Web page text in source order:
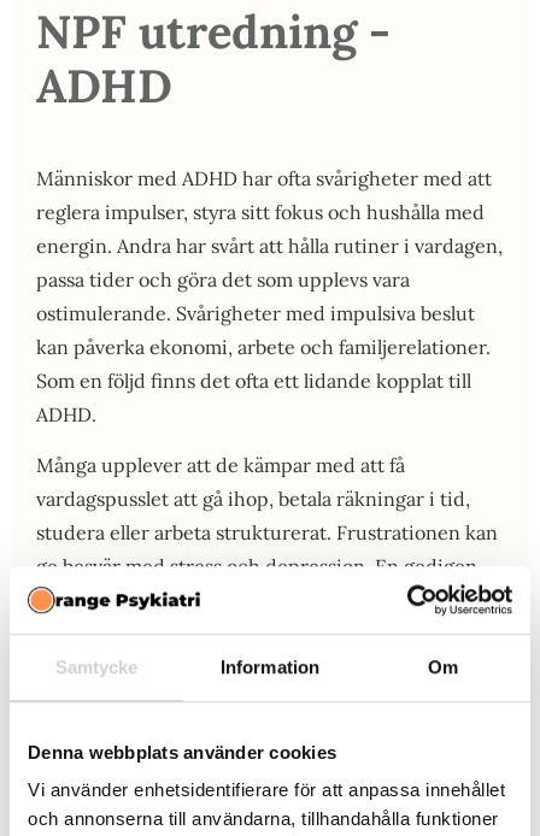
Samtycke Information Om
Denna webbplats använder cookies
Vi använder enhetsidentifierare för att anpassa innehållet
och annonserna till användarna, tillhandahålla funktioner
NPF utredning -
ADHD
Människor med ADHD har ofta svårigheter med att
reglera impulser, styra sitt fokus och hushålla med
energin. Andra har svårt att hålla rutiner i vardagen,
passa tider och göra det som upplevs vara
ostimulerande. Svårigheter med impulsiva beslut
kan påverka ekonomi, arbete och familjerelationer.
Som en följd finns det ofta ett lidande kopplat till
ADHD.
Många upplever att de kämpar med att få
vardagspusslet att gå ihop, betala räkningar i tid,
studera eller arbeta strukturerat. Frustrationen kan
ge besvär med stress och depression. En gedigen
neuropsykiatrisk utredning i Varberg hjälper dig att
förstå ditt fungerande bättre, få rätt diagnos och
hjälp att hantera dina svårigheter. Hos oss kan du
även få hjälp med terapi och läkemedel som har god